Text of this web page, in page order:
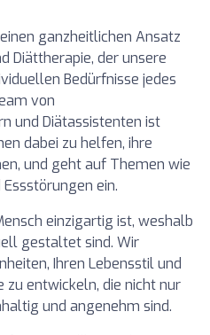
ganzheitlichen Ansatz
Diättherapie, der unsere
Bedürfnisse jedes
von
und Diätassistenten ist
dabei zu helfen, ihre
und geht auf Themen wie
ein.
einzigartig ist, weshalb
gestaltet sind. Wir
Ihren Lebensstil und
zu entwickeln, die nicht nur
und angenehm sind.